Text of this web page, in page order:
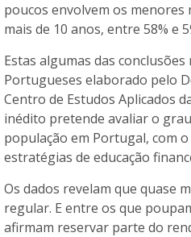
poucos envolvem os
mais de 10 anos, entre 58% e
Estas algumas das
Portugueses elaborado pelo
Centro de Estudos Aplicados
inédito pretende avaliar o
população em Portugal, com
estratégias de educação
Os dados revelam que quase
regular. E entre os que
afirmam reservar parte do